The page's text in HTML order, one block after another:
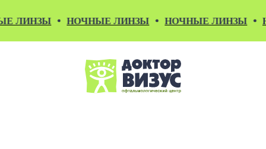
НОЧНЫЕ ЛИНЗЫ НОЧНЫЕ ЛИНЗЫ